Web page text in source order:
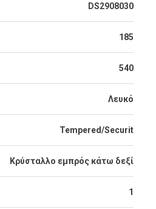
DS2908030
185
540
Λευκό
Tempered/Securit
Κρύσταλλο εμπρός κάτω δεξί
1